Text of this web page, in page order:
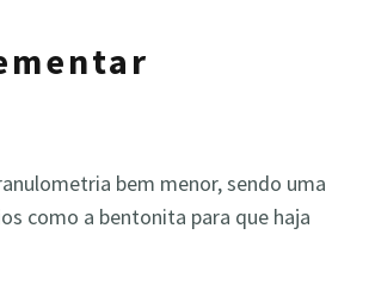
bem menor, sendo uma
como a bentonita para que haja